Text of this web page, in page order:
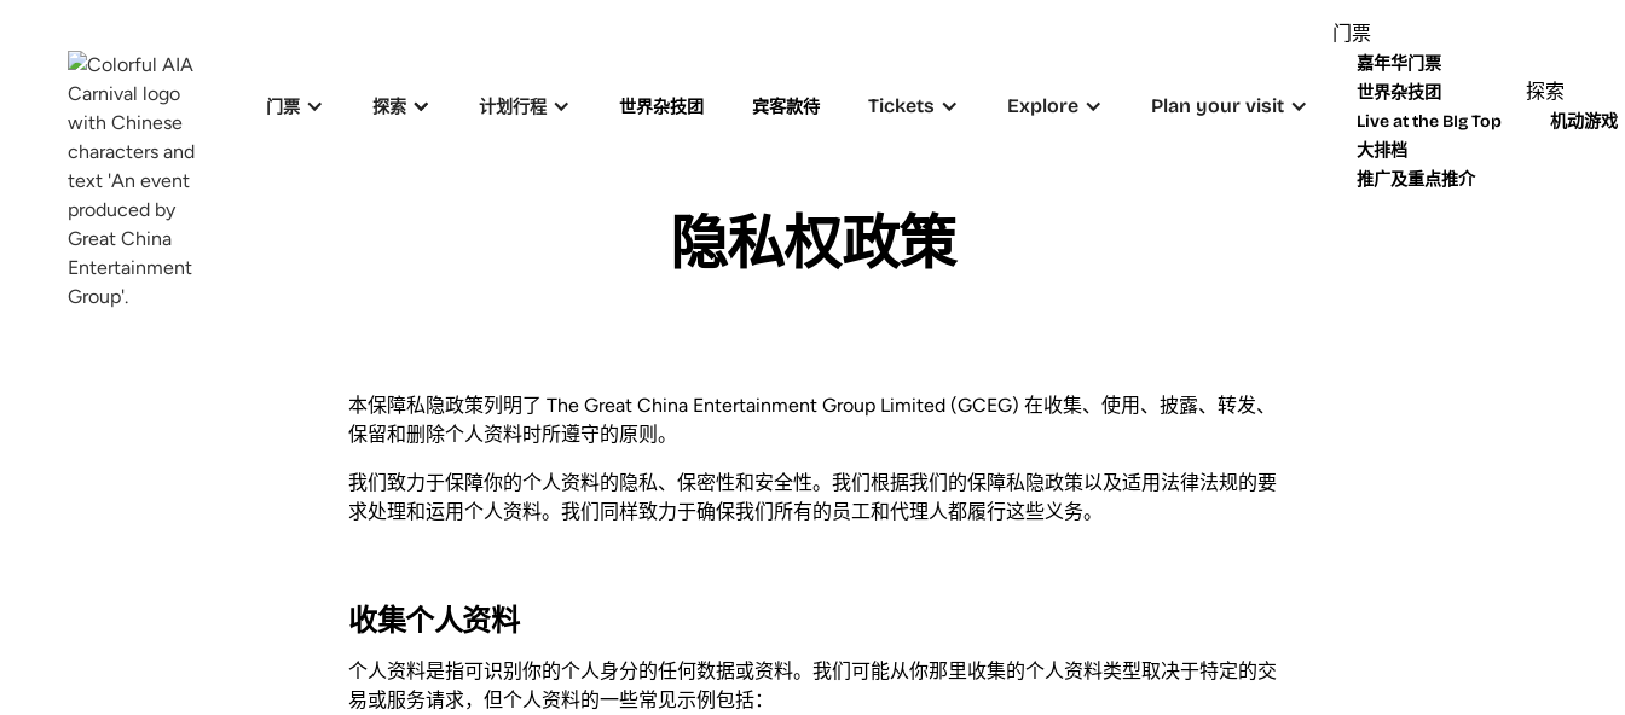
门票 探索 计划行程 世界杂技团 宾客款待 Tickets Explore Plan your visit
门票
嘉年华门票
世界杂技团
Live at the BIg Top
大排档
推广及重点推介
探索
机动游戏
隐私权政策
本保障私隐政策列明了 The Great China Entertainment Group Limited (GCEG) 在收集、使用、披露、转发、
保留和删除个人资料时所遵守的原则。
我们致力于保障你的个人资料的隐私、保密性和安全性。我们根据我们的保障私隐政策以及适用法律法规的要
求处理和运用个人资料。我们同样致力于确保我们所有的员工和代理人都履行这些义务。
收集个人资料
个人资料是指可识别你的个人身分的任何数据或资料。我们可能从你那里收集的个人资料类型取决于特定的交
易或服务请求，但个人资料的一些常见示例包括：